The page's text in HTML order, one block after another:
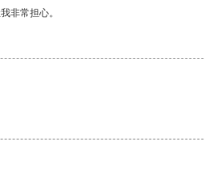
非常担心。